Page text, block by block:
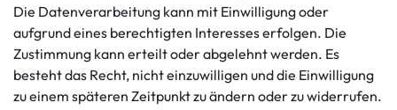
Vertrag widerrufen
Informationen
Ankauf
Über uns
Zahlungsmöglichkeiten
Die Datenverarbeitung kann mit Einwilligung oder
aufgrund eines berechtigten Interesses erfolgen. Die
Zustimmung kann erteilt oder abgelehnt werden. Es
besteht das Recht, nicht einzuwilligen und die Einwilligung
zu einem späteren Zeitpunkt zu ändern oder zu widerrufen.